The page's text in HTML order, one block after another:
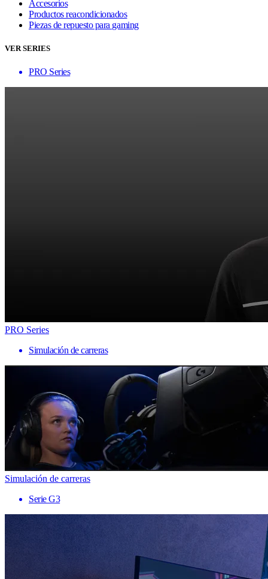
Accesorios
Productos reacondicionados
Piezas de repuesto para gaming
VER SERIES
PRO Series
PRO Series
Simulación de carreras
Simulación de carreras
Serie G3